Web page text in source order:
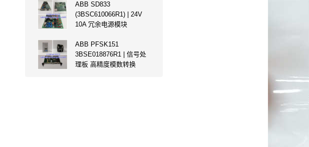
ABB SD833
(3BSC610066R1) | 24V
10A 冗余电源模块
ABB PFSK151
3BSE018876R1 | 信号处
理板 高精度模数转换